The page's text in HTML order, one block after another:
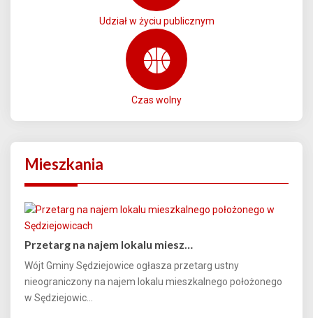
Udział w życiu publicznym
Czas wolny
Mieszkania
Przetarg na najem lokalu miesz…
Wójt Gminy Sędziejowice ogłasza przetarg ustny
nieograniczony na najem lokalu mieszkalnego położonego
w Sędziejowic...